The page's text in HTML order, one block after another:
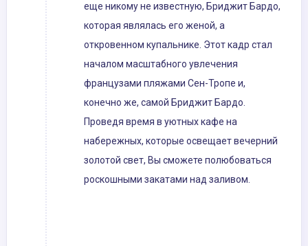
еще никому не известную, Бриджит Бардо,
которая являлась его женой, а
откровенном купальнике. Этот кадр стал
началом масштабного увлечения
французами пляжами Сен-Тропе и,
конечно же, самой Бриджит Бардо.
Проведя время в уютных кафе на
набережных, которые освещает вечерний
золотой свет, Вы сможете полюбоваться
роскошными закатами над заливом.